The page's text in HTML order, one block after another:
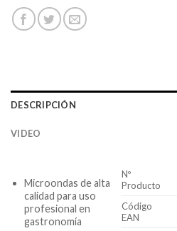
DESCRIPCIÓN
VIDEO
Microondas de alta
calidad para uso
profesional en
gastronomía
Nº
Producto
Código
EAN